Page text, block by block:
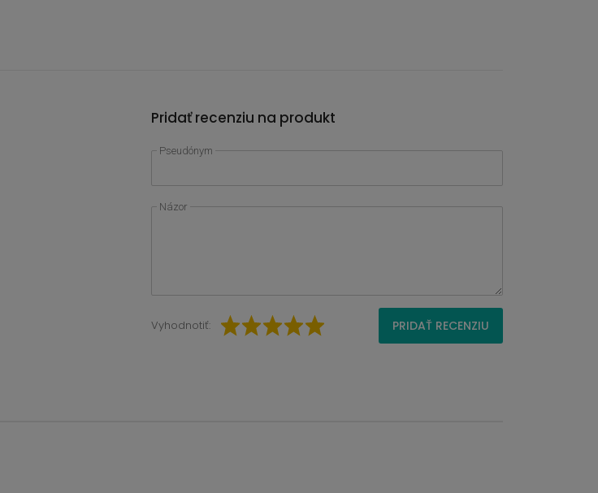
Pridať recenziu na produkt
Pseudónym
Názor
Vyhodnotiť: PRIDAŤ RECENZIU